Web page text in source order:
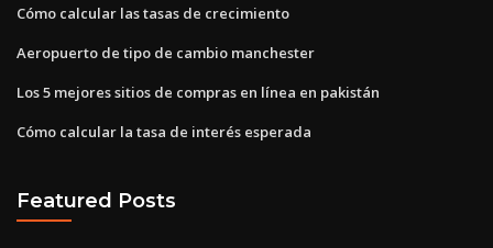
Cómo calcular las tasas de crecimiento
Aeropuerto de tipo de cambio manchester
Los 5 mejores sitios de compras en línea en pakistán
Cómo calcular la tasa de interés esperada
Featured Posts